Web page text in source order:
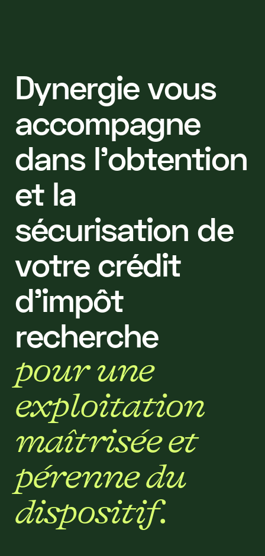
Dynergie vous
accompagne
dans l’obtention
et la
sécurisation de
votre crédit
d'impôt
recherche
pour une
exploitation
maîtrisée et
pérenne du
dispositif.